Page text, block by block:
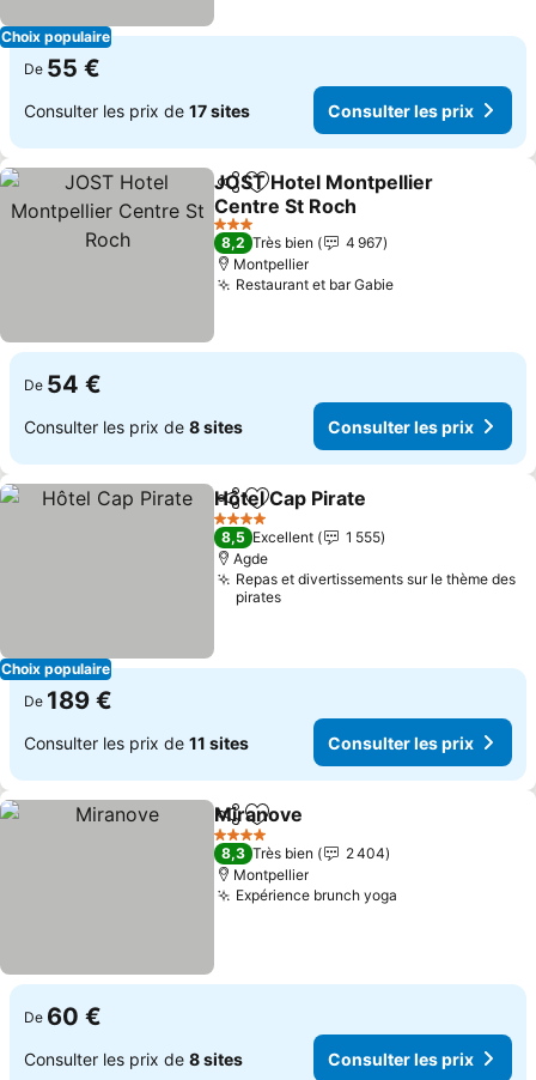
Choix populaire
De 55 €
Consulter les prix de 17 sites Consulter les prix
PartagerAjouter à mes favoris
JOST Hotel Montpellier
Centre St Roch
Consulter les prix
3 Étoiles
8,2 Très bien
4 967
Montpellier
Restaurant et bar GabieConsulter les
De 54 €
Consulter les prix de 8 sites Consulter les prix
Choix populaire
PartagerAjouter à mes favoris
Hôtel Cap Pirate
4 Étoiles
8,5 Excellent
1 555
Agde
Repas et divertissements sur le thème des
pirates
De 189 €
Consulter les prix de 11 sites Consulter les prix
PartagerAjouter à mes favoris
Miranove
4 Étoiles
8,3 Très bien
2 404
Montpellier
Expérience brunch yoga
De 60 €
Consulter les prix de 8 sites Consulter les prix